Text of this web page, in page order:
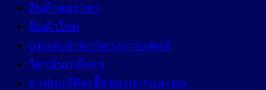
สินค้าลดราคา
สินค้าใหม่
นมและอาหารทางการแพทย์
วิตามินเกลือแร่
ยาพ่นแก้ติดเชื้อช่องปากและคอ